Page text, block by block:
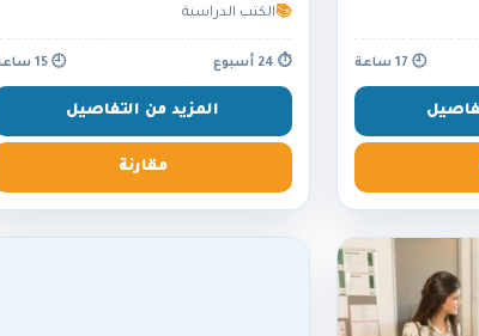
🕘 17 ساعة
📚الكتب الدراسية
⏱ 24 أسبوع 🕘 15 ساعة
المزيد من التفاصيل
مقارنة